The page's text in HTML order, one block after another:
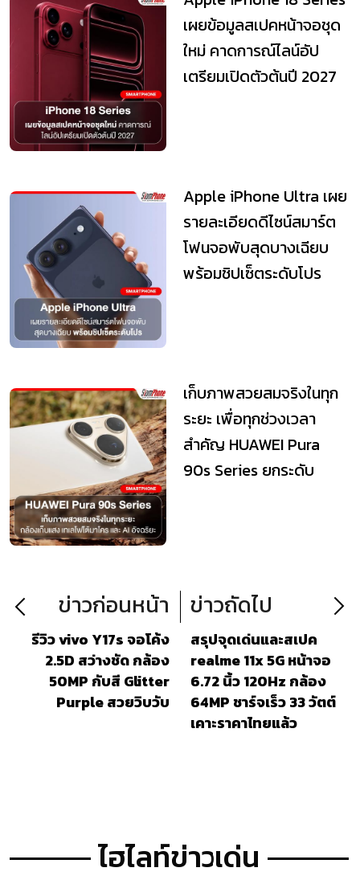
เผยข้อมูลสเปคหน้าจอชุด
ใหม่ คาดการณ์ไลน์อัป
เตรียมเปิดตัวต้นปี 2027
Apple iPhone Ultra เผย
รายละเอียดดีไซน์สมาร์ต
โฟนจอพับสุดบางเฉียบ
พร้อมชิปเซ็ตระดับโปร
เก็บภาพสวยสมจริงในทุก
ระยะ เพื่อทุกช่วงเวลา
สำคัญ HUAWEI Pura
90s Series ยกระดับ
ข่าวก่อนหน้า
รีวิว vivo Y17s จอโค้ง
2.5D สว่างชัด กล้อง
50MP กับสี Glitter
Purple สวยวิบวับ
ข่าวถัดไป
สรุปจุดเด่นและสเปค
realme 11x 5G หน้าจอ
6.72 นิ้ว 120Hz กล้อง
64MP ชาร์จเร็ว 33 วัตต์
เคาะราคาไทยแล้ว
ไฮไลท์ข่าวเด่น